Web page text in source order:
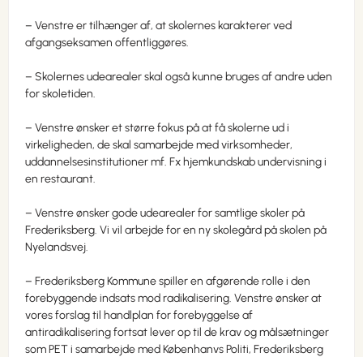
– Venstre er tilhænger af, at skolernes karakterer ved
afgangseksamen offentliggøres.
– Skolernes udearealer skal også kunne bruges af andre uden
for skoletiden.
– Venstre ønsker et større fokus på at få skolerne ud i
virkeligheden, de skal samarbejde med virksomheder,
uddannelsesinstitutioner mf. Fx hjemkundskab undervisning i
en restaurant.
– Venstre ønsker gode udearealer for samtlige skoler på
Frederiksberg. Vi vil arbejde for en ny skolegård på skolen på
Nyelandsvej.
– Frederiksberg Kommune spiller en afgørende rolle i den
forebyggende indsats mod radikalisering. Venstre ønsker at
vores forslag til handlplan for forebyggelse af
antiradikalisering fortsat lever op til de krav og målsætninger
som PET i samarbejde med Københanvs Politi, Frederiksberg